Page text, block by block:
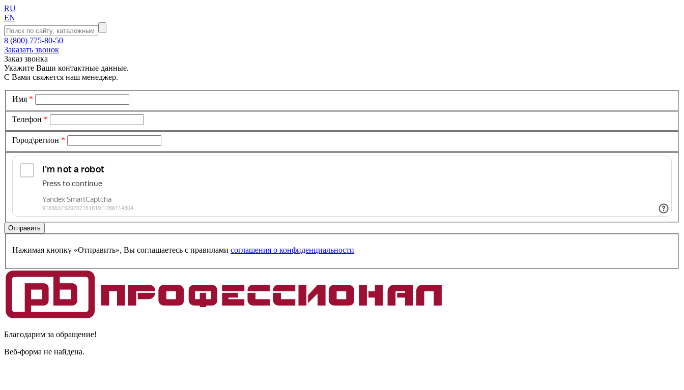
RU
EN
8 (800) 775-80-50
Заказать звонок
Заказ звонка
Укажите Ваши контактные данные.
С Вами свяжется наш менеджер.
Имя *
Телефон *
Город\регион *
Нажимая кнопку «Отправить», Вы соглашаетесь c правилами соглашения о конфиденциальности
Благодарим за обращение!
Веб-форма не найдена.